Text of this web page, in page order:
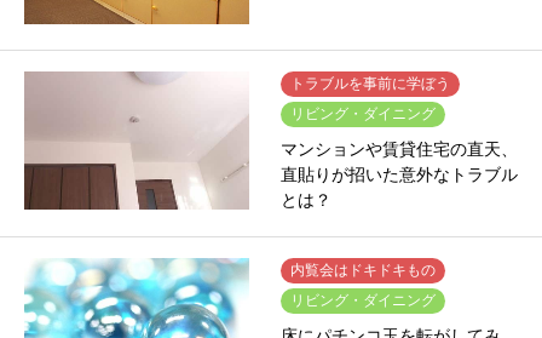
トラブルを事前に学ぼう
リビング・ダイニング
マンションや賃貸住宅の直天、
直貼りが招いた意外なトラブル
とは？
内覧会はドキドキもの
リビング・ダイニング